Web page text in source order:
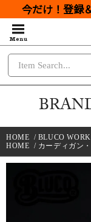
今だけ！登録
HOME / BLUCO
HOME / カーディガン